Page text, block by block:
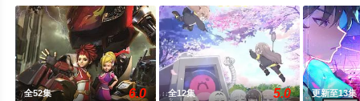
全52集 6.0 全12集 5.0 更新至13集